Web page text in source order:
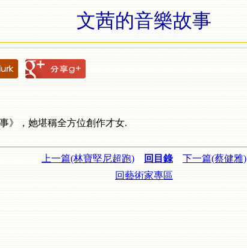
文茜的音樂故事
》，她堪稱全方位創作才女.
上一篇(林寶堅尼超跑) 回目錄
下一篇(蔡健雅)
回藝術家專區